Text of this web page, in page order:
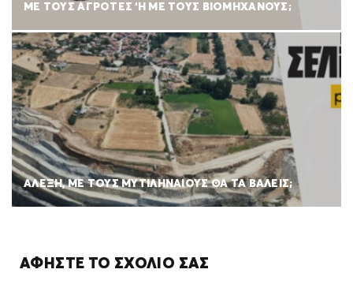
ΜΕ ΤΟΥΣ ΑΓΡΟΤΕΣ ‘Η ΜΕ ΤΟΥΣ ΒΙΟΜΗΧΑΝΟΥΣ;
ΑΛΕΞΗ, ΜΕ ΤΟΥΣ ΜΥΤΙΛΗΝΑΙΟΥΣ ΘΑ ΤΑ ΒΑΛΕΙΣ;
ΑΦΉΣΤΕ ΤΟ ΣΧΌΛΙΌ ΣΑΣ